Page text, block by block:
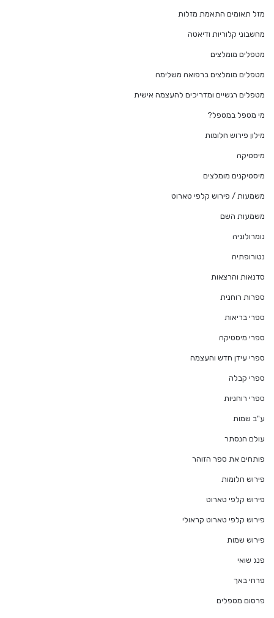
מזל תאומים התאמת מזלות
מחשבוני קלוריות ודיאטה
מטפלים מומלצים
מטפלים מומלצים ברפואה משלימה
מטפלים רגשיים ומדריכים להעצמה אישית
מי מטפל במטפל?
מילון פירוש חלומות
מיסטיקה
מיסטיקנים מומלצים
משמעות / פירוש קלפי טארוט
משמעות השם
נומרולוגיה
נטורופתיה
סדנאות והרצאות
ספרות רוחנית
ספרי בריאות
ספרי מיסטיקה
ספרי עידן חדש והעצמה
ספרי קבלה
ספרי רוחניות
ע"ב שמות
עולם הנסתר
פותחים את ספר הזוהר
פירוש חלומות
פירוש קלפי טארוט
פירוש קלפי טארוט קראולי
פירוש שמות
פנג שואי
פרחי באך
פרסום מטפלים